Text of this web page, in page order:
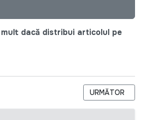
dacă distribui articolul pe
TENDER NO. 91173311 FOR THE
ARTICOLUL
URMĂTOR